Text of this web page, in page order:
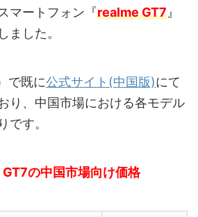
マートフォン『realme GT7』
ました。
で既に公式サイト(中国版)にて
り、中国市場における各モデル
です。
の中国市場向け価格